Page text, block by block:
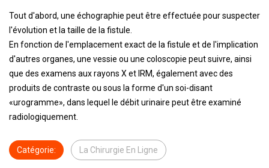
Tout d'abord, une échographie peut être effectuée pour suspecter
l'évolution et la taille de la fistule.
En fonction de l'emplacement exact de la fistule et de l'implication
d'autres organes, une vessie ou une coloscopie peut suivre, ainsi
que des examens aux rayons X et IRM, également avec des
produits de contraste ou sous la forme d'un soi-disant
«urogramme», dans lequel le débit urinaire peut être examiné
radiologiquement.
Catégorie: La Chirurgie En Ligne